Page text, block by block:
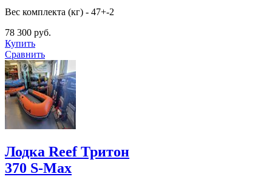
Вес комплекта (кг) - 47+-2
78 300 руб.
Купить
Сравнить
Лодка Reef Тритон
370 S-Max